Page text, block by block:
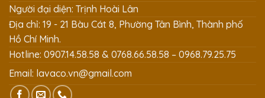
Người đại diện: Trịnh Hoài Lân
Địa chỉ: 19 - 21 Bàu Cát 8, Phường Tân Bình, Thành phố
Hồ Chí Minh.
Hotline: 0907.14.58.58 & 0768.66.58.58 – 0968.79.25.75
Email: lavaco.vn@gmail.com